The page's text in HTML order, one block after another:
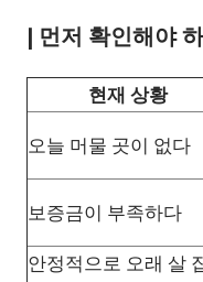
| 먼저 확인해야
현재 상황
오늘 머물 곳이 없다
보증금이 부족하다
안정적으로 오래 살